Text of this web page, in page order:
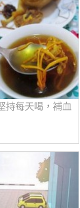
持每天喝，補血